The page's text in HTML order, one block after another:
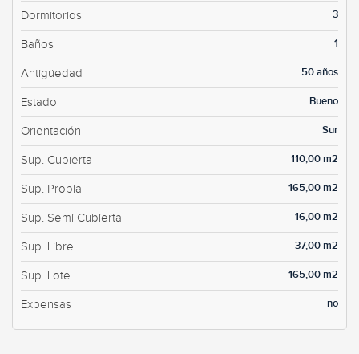
Dormitorios 3
Baños 1
Antigüedad 50 años
Estado Bueno
Orientación Sur
Sup. Cubierta 110,00 m2
Sup. Propia 165,00 m2
Sup. Semi Cubierta 16,00 m2
Sup. Libre 37,00 m2
Sup. Lote 165,00 m2
Expensas no